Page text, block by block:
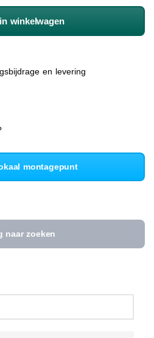
winkelwagen
en levering
montagepunt
naar zoeken